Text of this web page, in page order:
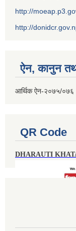
http://
http://
ऐन, कानुन
आर्थिक ऐन-२०७५/०७६
QR Code
DHARAUTI